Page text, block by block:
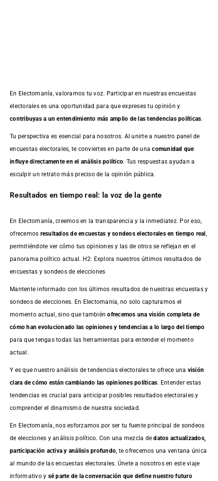
En Electomanía, valoramos tu voz. Participar en nuestras encuestas
electorales es una oportunidad para que expreses tu opinión y
contribuyas a un entendimiento más amplio de las tendencias políticas.
Tu perspectiva es esencial para nosotros. Al unirte a nuestro panel de
encuestas electorales, te conviertes en parte de unacomunidad que
influye directamente en el análisis político. Tus respuestas ayudan a
esculpir un retrato más preciso de la opinión pública.
Resultados en tiempo real: la voz de la gente
En Electomanía, creemos en la transparencia y la inmediatez. Por eso,
ofrecemos resultados deencuestas y sondeos electorales en tiempo real
permitiéndote ver cómo tus opiniones y las de otros se reflejan en el
panorama político actual. H2: Explora nuestros últimos resultados de
encuestas y sondeos de elecciones
Mantente informado con los últimos resultados de nuestras encuestasy
sondeos de elecciones. En Electomania, no solo capturamos el
momento actual, sino que tambiénofrecemos una visión completa de
cómo han evolucionado las opiniones y tendencias a lo largo del tiempo
para que tengas todas las herramientas para entender el momento
actual.
Y es que nuestro análisis de tendencias electorales te ofrece una visión
clara de cómo están cambiando las opiniones políticas. Entender estas
tendencias es crucial para anticipar posibles resultados electorales y
comprender el dinamismo de nuestra sociedad.
En Electomanía, nos esforzamos por ser tu fuente principal de sondeos
de elecciones y análisis político. Con una mezcla dedatos actualizados,
participación activa y análisis profundo , te ofrecemos una ventana única
al mundo de las encuestas electorales. Únete a nosotros en este viaje
informativo y sé parte de la conversación que define nuestro futuro